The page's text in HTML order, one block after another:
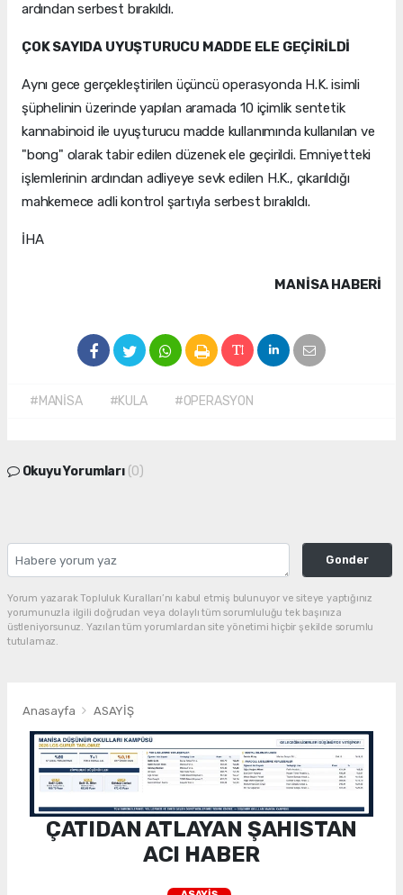
ardından serbest bırakıldı.
ÇOK SAYIDA UYUŞTURUCU MADDE ELE GEÇİRİLDİ
Aynı gece gerçekleştirilen üçüncü operasyonda H.K. isimli
şüphelinin üzerinde yapılan aramada 10 içimlik sentetik
kannabinoid ile uyuşturucu madde kullanımında kullanılan ve
"bong" olarak tabir edilen düzenek ele geçirildi. Emniyetteki
işlemlerinin ardından adliyeye sevk edilen H.K., çıkarıldığı
mahkemece adli kontrol şartıyla serbest bırakıldı.
İHA
MANISA HABERİ
#MANİSA #KULA #OPERASYON
Okuyu Yorumları (0)
Gonder
Yorum yazarak Topluluk Kuralları’nı kabul etmiş bulunuyor ve siteye yaptığınız
yorumunuzla ilgili doğrudan veya dolaylı tüm sorumluluğu tek başınıza
üstleniyorsunuz. Yazılan tüm yorumlardan site yönetimi hiçbir şekilde sorumlu
tutulamaz.
Anasayfa ASAYİŞ
ÇATIDAN ATLAYAN ŞAHISTAN
ACI HABER